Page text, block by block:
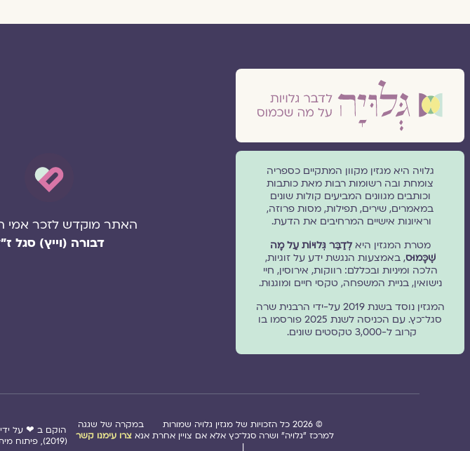
גלויה היא מגזין מקוון המתקיים כספריה
צומחת ובה רשומות רבות מאת כותבות
וכותבים מגוונים המביעים קולות שונים
במאמרים, שירים, תפילות, מסות פרוזה,
וראיונות אישיים המרחיבים את הדעת.
מטרת המגזין היאלְדַבֵּר גְּלוּיוֹת עַל מָה
שֶׁכָּמוּס, באמצעות הנגשת ידע על זוגיות,
הלכה ומיניות ובכללם: רווקות, אירוסין, חיי
נישואין, בניית המשפחה, טקסי חיים ומוגנוּת.
המגזין נוסד בשנת 2019 על-ידי הרבנית שרה
סגל־כץ. עם הכניסה לשנת 2025 פורסמו בו
קרוב ל-3,000 טקסטים שונים.
האתר מוקדש לזכר אמי
דבורה (וייץ) סגל
© 2026 כל הזכויות של מגזין גלויה שמורות
למרכז "גלויה" ושרה סגל־כץ אלא אם צויין אחרת
|
במקרה של שגגה
אנאצרו עימנו קשר הוקם ב ❤ על
(2019), פיתוח מיתוג: